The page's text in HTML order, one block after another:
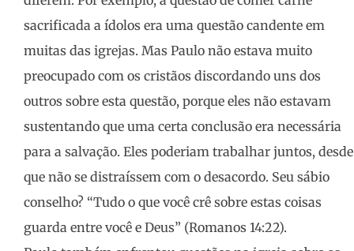
sacrificada a ídolos era uma questão candente em
muitas das igrejas. Mas Paulo não estava muito
preocupado com os cristãos discordando uns dos
outros sobre esta questão, porque eles não estavam
sustentando que uma certa conclusão era necessária
para a salvação. Eles poderiam trabalhar juntos, desde
que não se distraíssem com o desacordo. Seu sábio
conselho? “Tudo o que você crê sobre estas coisas
guarda entre você e Deus” (Romanos 14:22).